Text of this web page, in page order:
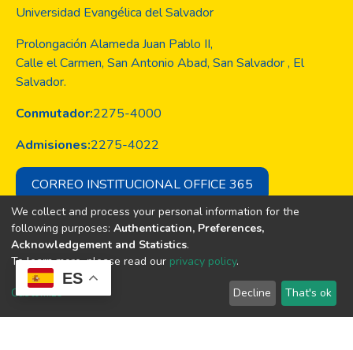
ES
Universidad Evangélica del Salvador
Prolongación Alameda Juan Pablo II,
Calle el Carmen, San Antonio Abad, San Salvador , El
Salvador.
Conmutador:2275-4000
Admisiones:2275-4022
CORREO INSTITUCIONAL OFFICE 365
Copyright © Todos los derechos son
de la Universidad Evangélica de El
We collect and process your personal information for the
following purposes: Authentication, Preferences,
Acknowledgement and Statistics.
To learn more, please read our privacy policy.
Customize Decline That's ok